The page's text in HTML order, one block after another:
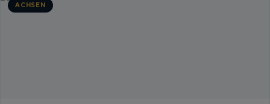
ACHSEN